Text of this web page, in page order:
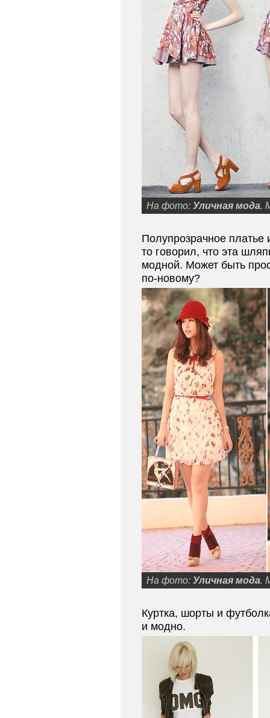
На фото: Уличная мода.
Полупрозрачное
то говорил, что эта
модной. Может быть
по-новому?
На фото: Уличная мода.
Куртка, шорты и
и модно.